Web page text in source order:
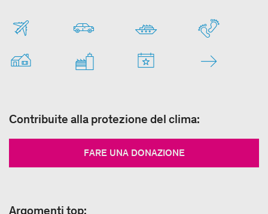
Contribuite alla protezione del clima:
FARE UNA DONAZIONE
Argomenti top: